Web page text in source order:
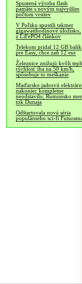
Spustená výroba flash
pamäte s novým najvyšším
počtom vrstiev
V Poľsku spustili takmer
gigawatthodinové úložisko,
z LiFePO4 článkov
Telekom pridal 12 GB balík
pre Easy, chce zaň 12 eur
Železnice znižujú kvôli
rýchlosť iba na 50 km/h,
spôsobuje to meškanie
Maďarsko jadrovú
nakoniec kompletne
neodstavilo, Rumunsko
tok Dunaja
Odštartovala nová séria
populárneho sci-fi